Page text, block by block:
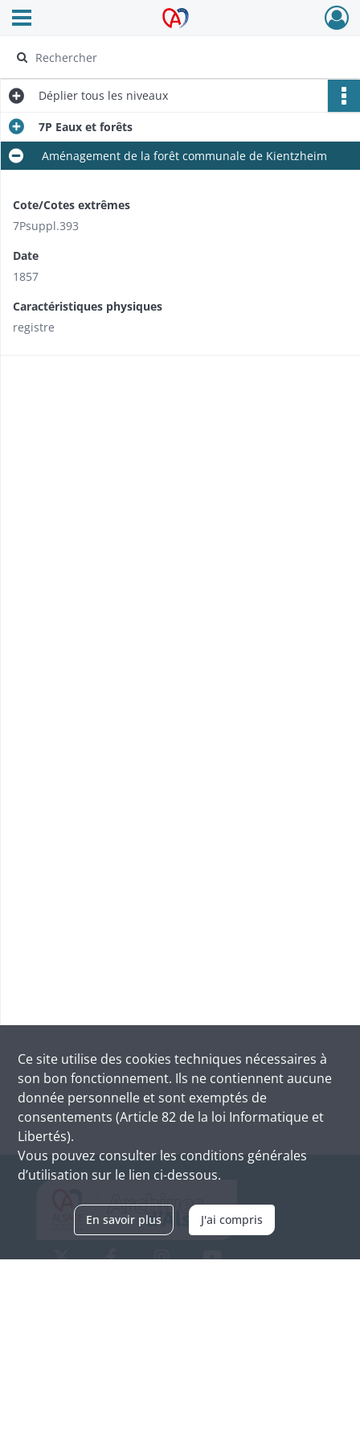
Archives Alsace - Colmar
Ouvrir le menu déroulant
Déplier tous les niveaux
7P Eaux et forêts
Aménagement de la forêt communale de Kientzheim
Cote/Cotes extrêmes
7Psuppl.393
Date
1857
Caractéristiques physiques
​registre
Ce site utilise des cookies techniques nécessaires à
son bon fonctionnement. Ils ne contiennent aucune
donnée personnelle et sont exemptés de
consentements (Article 82 de la loi Informatique et
Libertés).
Vous pouvez consulter les conditions générales
d’utilisation sur le lien ci-dessous.
En savoir plus J'ai compris